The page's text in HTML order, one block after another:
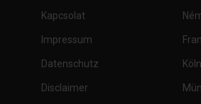
Kapcsolat
Impressum
Datenschutz
Disclaimer